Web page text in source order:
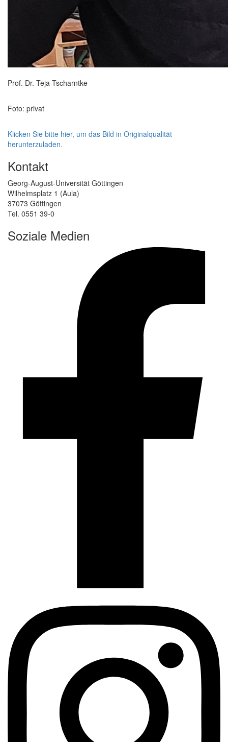
Prof. Dr. Teja Tscharntke
Foto: privat
Klicken Sie bitte hier, um das Bild in Originalqualität
herunterzuladen.
Kontakt
Georg-August-Universität Göttingen
Wilhelmsplatz 1 (Aula)
37073 Göttingen
Tel. 0551 39-0
Soziale Medien